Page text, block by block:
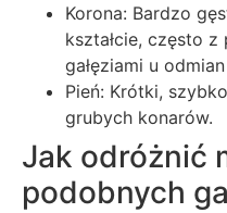
Korona: Bardzo
kształcie, często
gałęziami u
Pień: Krótki,
grubych konarów.
Jak odróżnić
podobnych